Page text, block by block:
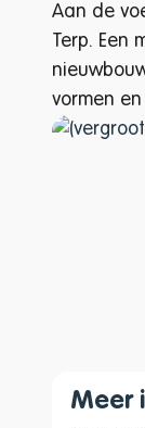
Aan de
Terp. Een
vormen
Meer